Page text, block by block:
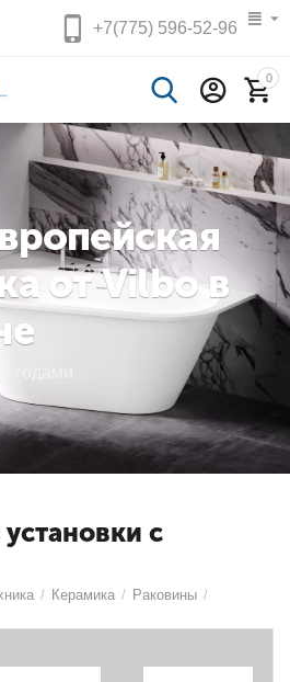
+7(775)596-52-96
0
от Vilbo в
годами
с
/ Керамика / Раковины /